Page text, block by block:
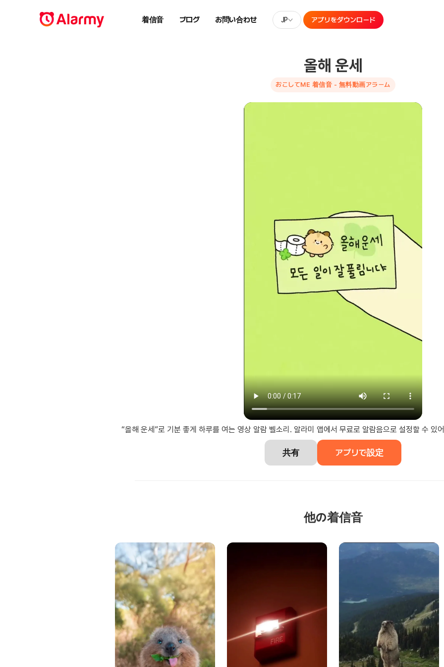
着信音 ブログ お問い合わせ JP アプリをダウンロード
올해 운세
おこしてME 着信音 - 無料動画アラーム
“올해 운세”로 기분 좋게 하루를 여는 영상 알람 벨소리. 알라미 앱에서 무료로 알람음으로 설정할 수 있
共有 アプリで設定
他の着信音